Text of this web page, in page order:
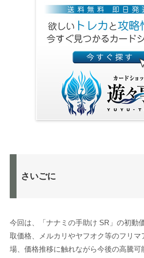
さいごに
今回は、「ナナミの手助け SR」の初動
取価格、メルカリやヤフオク等のフリマ
場、価格推移に触れながら今後の高騰可